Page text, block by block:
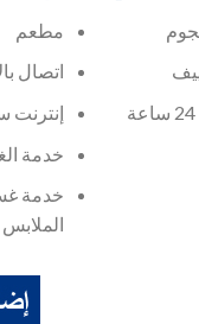
مطعم
اتصال
إنترنت
خدمة
خدمة
الملابس